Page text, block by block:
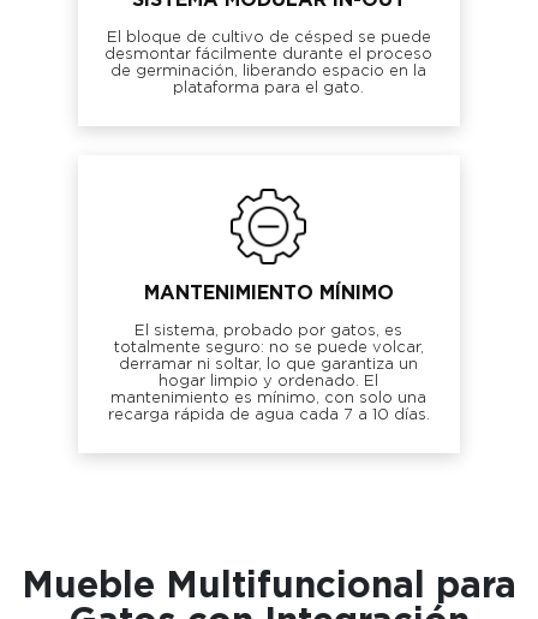
El bloque de cultivo de césped se puede
desmontar fácilmente durante el proceso
de germinación, liberando espacio en la
plataforma para el gato.
MANTENIMIENTO MÍNIMO
El sistema, probado por gatos, es
totalmente seguro: no se puede volcar,
derramar ni soltar, lo que garantiza un
hogar limpio y ordenado. El
mantenimiento es mínimo, con solo una
recarga rápida de agua cada 7 a 10 días.
Mueble Multifuncional para